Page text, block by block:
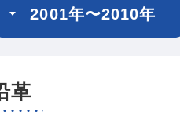
2001年〜2010年
革